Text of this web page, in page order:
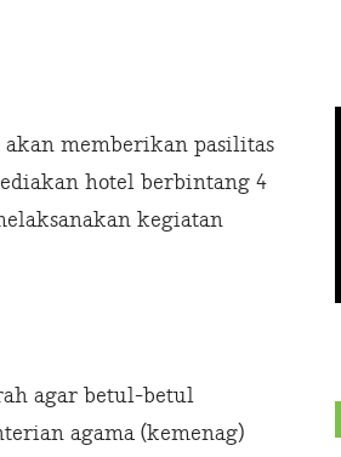
memberikan pasilitas
hotel berbintang 4
kegiatan
agar betul-betul
agama (kemenag)